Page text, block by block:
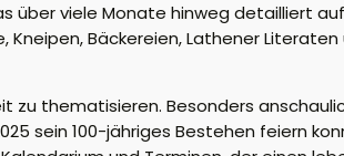
über viele Monate hinweg detailliert
Bäckereien, Lathener Literaten
zu thematisieren. Besonders
sein 100-jähriges Bestehen feiern